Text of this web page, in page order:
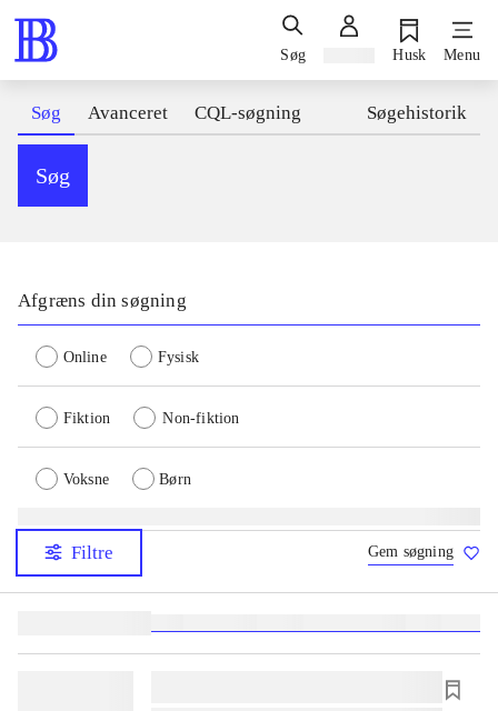
Søg Husk Menu
Søg Avanceret CQL-søgning Søgehistorik
Søg
Afgræns din søgning
Online Fysisk
Fiktion Non-fiktion
Voksne Børn
Filtre Gem søgning
lorem ipsum dolor sit amet ...